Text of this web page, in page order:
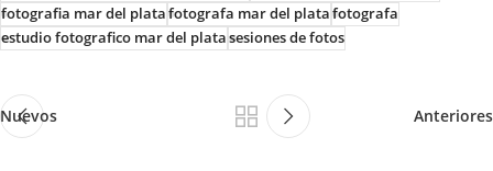
fotografia mar del platafotografa mar del platafotografa
estudio fotografico mar del platasesiones de fotos
Nuevos Anteriores